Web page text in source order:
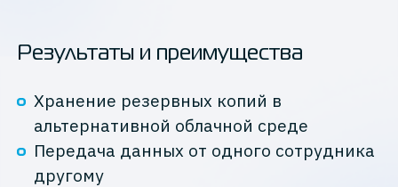
Результаты и преимущества
Хранение резервных копий в
альтернативной облачной среде
Передача данных от одного сотрудника
другому